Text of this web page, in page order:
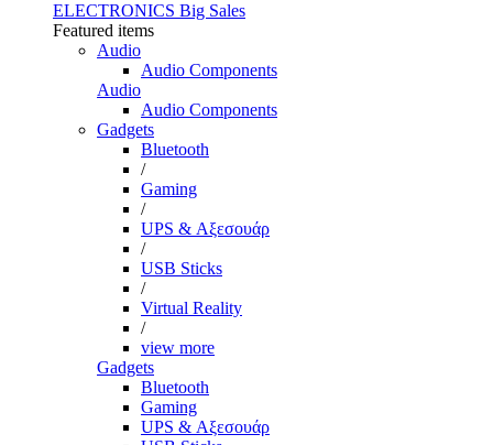
ELECTRONICS Big Sales
Featured items
Audio
Audio Components
Audio
Audio Components
Gadgets
Bluetooth
/
Gaming
/
UPS & Αξεσουάρ
/
USB Sticks
/
Virtual Reality
/
view more
Gadgets
Bluetooth
Gaming
UPS & Αξεσουάρ